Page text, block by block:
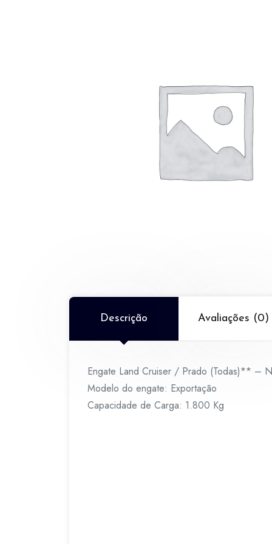
Descrição Avaliações (0)
Engate Land Cruiser / Prado (Todas)** –
Modelo do engate: Exportação
Capacidade de Carga: 1.800 Kg